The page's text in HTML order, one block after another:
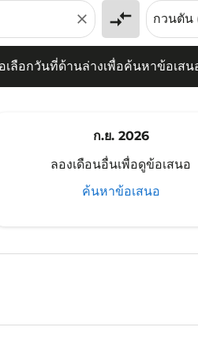
close compare_arrows
ลือกวันที่ด้านล่างเพื่อค้นหาข้อเสน
ก.ย. 2026
ลองเดือนอื่นเพื่อดูข้อเสนอ
ค้นหาข้อเสนอ
VIE–KUA: cmp-
VIE–KUA: